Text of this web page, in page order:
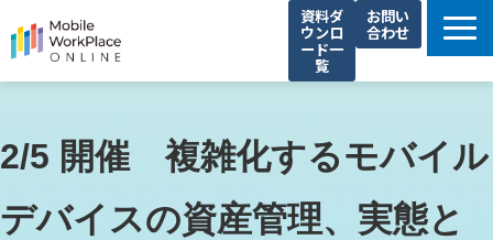
資料ダ
ウンロ
ード一
覧
お問い
合わせ
解決できる課題
コネクシオの強み
導入事例
2/5 開催　複雑化するモバイル
デバイスの資産管理、実態と